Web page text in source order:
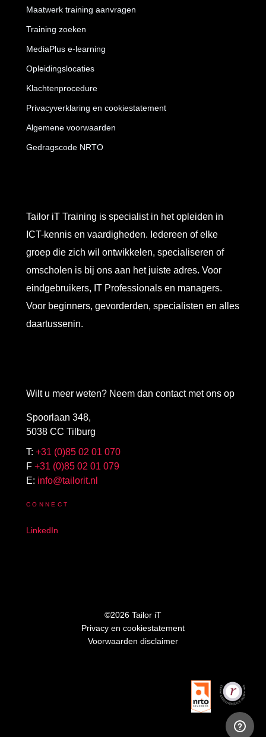
Wilt u meer weten? Neem dan contact met ons op
Spoorlaan 348,
5038 CC Tilburg
T: +31 (0)85 02 01 070
F +31 (0)85 02 01 079
E: info@tailorit.nl
CONNECT
LinkedIn
Tailor iT Training is specialist in het opleiden in
ICT-kennis en vaardigheden. Iedereen of elke
groep die zich wil ontwikkelen, specialiseren of
omscholen is bij ons aan het juiste adres. Voor
eindgebruikers, IT Professionals en managers.
Voor beginners, gevorderden, specialisten en alles
daartussenin.
Maatwerk training aanvragen
Training zoeken
MediaPlus e-learning
Opleidingslocaties
Klachtenprocedure
Privacyverklaring en cookiestatement
Algemene voorwaarden
Gedragscode NRTO
©2026 Tailor iT
Privacy en cookiestatement
Voorwaarden disclaimer